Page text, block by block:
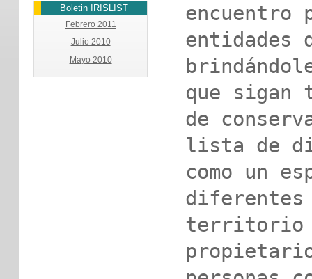
Boletin IRISLIST
Febrero 2011
Julio 2010
Mayo 2010
encuentro
que sigan
de
lista de
como un
territorio